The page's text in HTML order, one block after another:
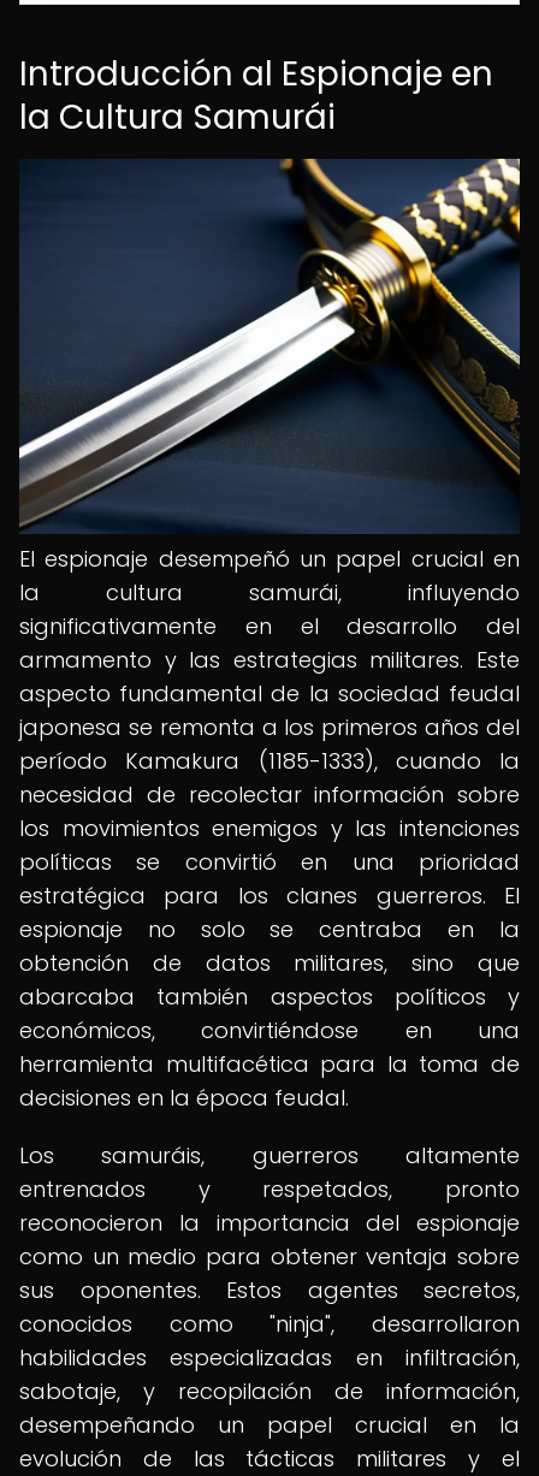
Introducción al Espionaje en
la Cultura Samurái
El espionaje desempeñó un papel crucial en
la cultura samurái, influyendo
significativamente en el desarrollo del
armamento y las estrategias militares. Este
aspecto fundamental de la sociedad feudal
japonesa se remonta a los primeros años del
período Kamakura (1185-1333), cuando la
necesidad de recolectar información sobre
los movimientos enemigos y las intenciones
políticas se convirtió en una prioridad
estratégica para los clanes guerreros. El
espionaje no solo se centraba en la
obtención de datos militares, sino que
abarcaba también aspectos políticos y
económicos, convirtiéndose en una
herramienta multifacética para la toma de
decisiones en la época feudal.
Los samuráis, guerreros altamente
entrenados y respetados, pronto
reconocieron la importancia del espionaje
como un medio para obtener ventaja sobre
sus oponentes. Estos agentes secretos,
conocidos como "ninja", desarrollaron
habilidades especializadas en infiltración,
sabotaje, y recopilación de información,
desempeñando un papel crucial en la
evolución de las tácticas militares y el